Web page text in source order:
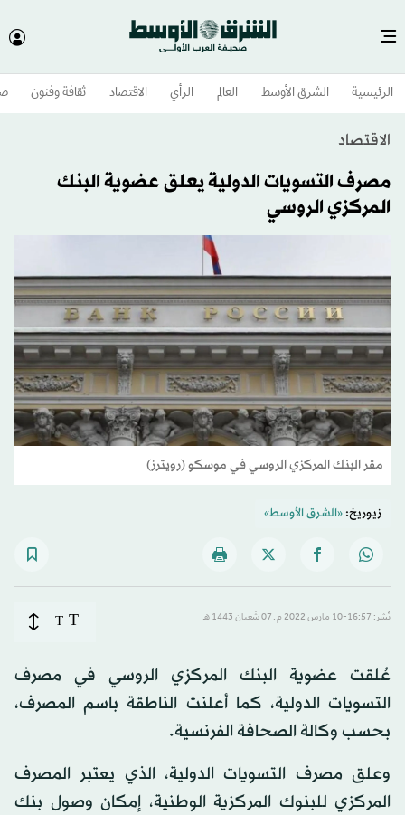
الرئيسية الشرق الأوسط​ العالم الرأي الاقتصاد ثقافة وفنون
الاقتصاد
مصرف التسويات الدولية يعلق عضوية البنك
المركزي الروسي
مقر البنك المركزي الروسي في موسكو (رويترز)
زيوريخ:«الشرق الأوسط»
نُشر: 16:57-10 مارس 2022 م ـ 07 شَعبان 1443 هـ T
T
عُلقت عضوية البنك المركزي الروسي في مصرف
التسويات الدولية، كما أعلنت الناطقة باسم المصرف،
بحسب وكالة الصحافة الفرنسية.
وعلق مصرف التسويات الدولية، الذي يعتبر المصرف
المركزي للبنوك المركزية الوطنية، إمكان وصول بنك